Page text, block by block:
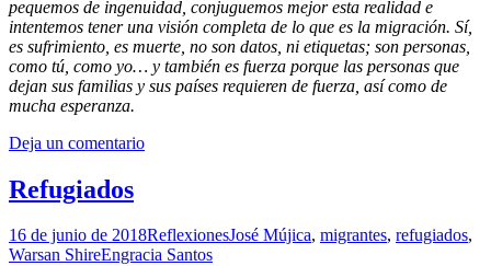
pequemos de ingenuidad, conjuguemos mejor esta realidad e
intentemos tener una visión completa de lo que es la migración. Sí,
es sufrimiento, es muerte, no son datos, ni etiquetas; son personas,
como tú, como yo… y también es fuerza porque las personas que
dejan sus familias y sus países requieren de fuerza, así como de
mucha esperanza.
Deja un comentario
Refugiados
16 de junio de 2018ReflexionesJosé Mújica, migrantes, refugiados,
Warsan ShireEngracia Santos